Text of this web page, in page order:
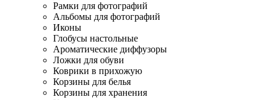
Рамки для фотографий
Альбомы для фотографий
Иконы
Глобусы настольные
Ароматические диффузоры
Ложки для обуви
Коврики в прихожую
Корзины для белья
Корзины для хранения